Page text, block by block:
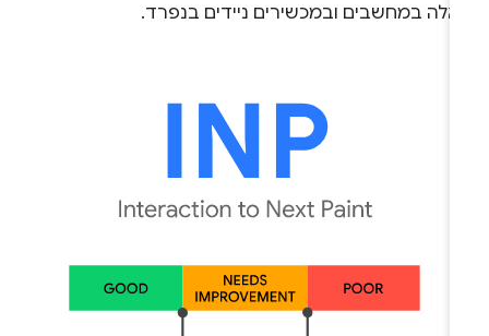
במחשבים ובמכשירים ניידים בנפרד.